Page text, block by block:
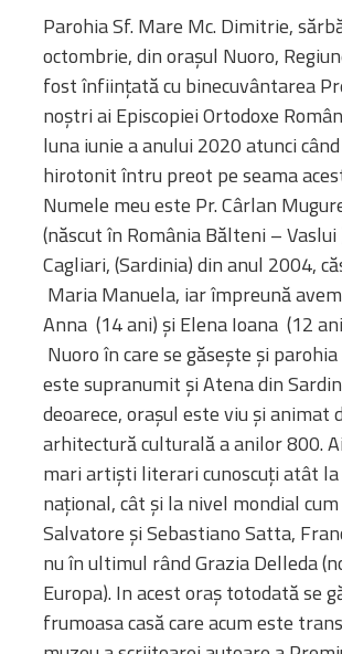
Lectura Lunii
Prezentarea
Parohiilor
CONTATTI
Parohia Sf. Mare Mc. Dimitrie,
octombrie, din orașul Nuoro,
fost înființată cu binecuvântarea
noștri ai Episcopiei Ortodoxe
luna iunie a anului 2020 atunci
hirotonit întru preot pe seama
Numele meu este Pr. Cârlan
(născut în România Bălteni – Vaslui
Cagliari, (Sardinia) din anul 2004,
Maria Manuela, iar împreună
Anna (14 ani) și Elena Ioana (12
Nuoro în care se găsește și
este supranumit și Atena din
deoarece, orașul este viu și animat
arhitectură culturală a anilor 800.
mari artiști literari cunoscuți atât la
național, cât și la nivel mondial
Salvatore și Sebastiano Satta,
nu în ultimul rând Grazia Delleda
Europa). In acest oraș totodată se
frumoasa casă care acum este